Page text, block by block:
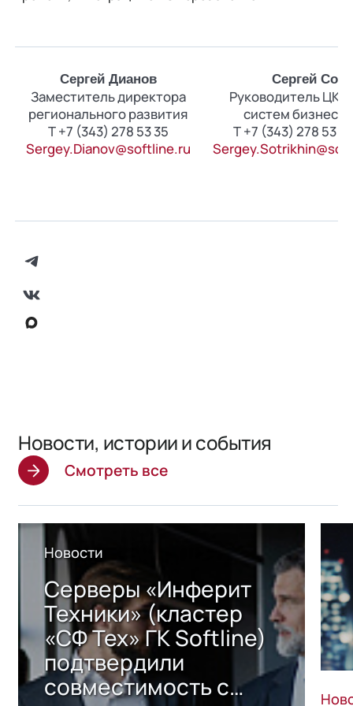
Сергей Дианов
Заместитель директора
регионального развития
Т +7 (343) 278 53 35
Sergey.Dianov@softline.ru
Сергей
Руководитель ЦК
систем бизнес-
Т +7 (343) 278 53
Новости, истории и события
Смотреть все
Новости
Серверы «Инферит
Техники» (кластер
«СФ Тех» ГК Softline)
подтвердили
совместимость с